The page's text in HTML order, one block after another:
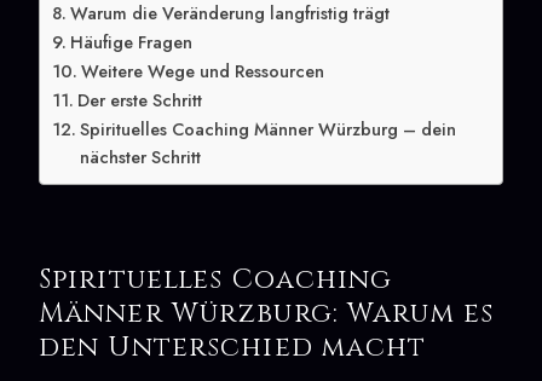
Warum die Veränderung langfristig trägt
Häufige Fragen
Weitere Wege und Ressourcen
Der erste Schritt
Spirituelles Coaching Männer Würzburg – dein
nächster Schritt
Spirituelles Coaching
Männer Würzburg: Warum es
den Unterschied macht